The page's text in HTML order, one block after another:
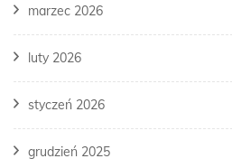
marzec 2026
luty 2026
styczeń 2026
grudzień 2025